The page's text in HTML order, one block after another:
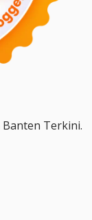
Terkini.